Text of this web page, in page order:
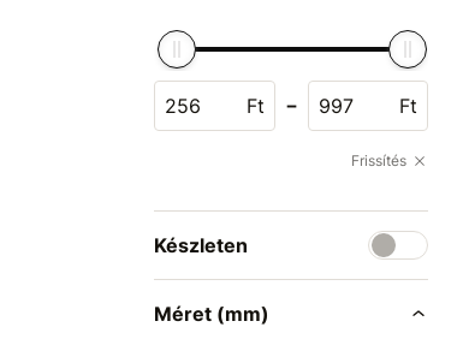
Ft - Ft
Frissítés
Készleten
Méret (mm)